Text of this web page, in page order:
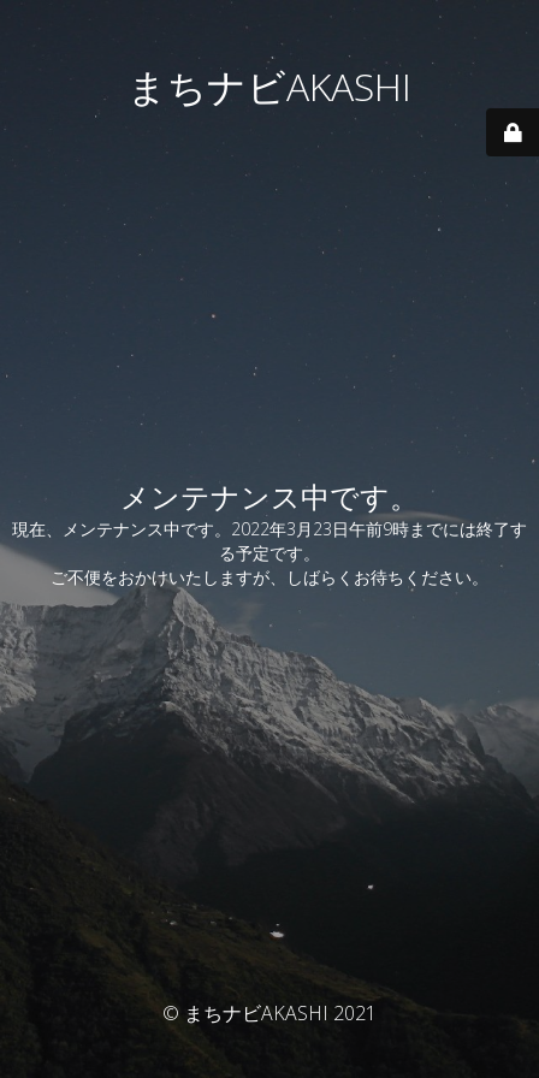
まちナビAKASHI
メンテナンス中です。
現在、メンテナンス中です。2022年3月23日午前9時までには終了す
る予定です。
ご不便をおかけいたしますが、しばらくお待ちください。
© まちナビAKASHI 2021